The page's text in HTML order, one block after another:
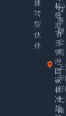
捷
转
型
伙
伴
技
有
限
公
司
路
标
敏
捷
项
目
管
理
国
家
标
准
起